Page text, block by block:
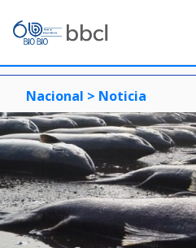
Nacional > Noticia